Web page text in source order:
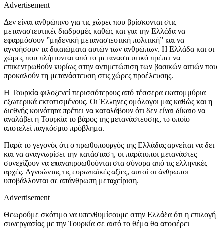
Advertisement
Δεν είναι ανθρώπινο για τις χώρες που βρίσκονται στις
μεταναστευτικές διαδρομές καθώς και για την Ελλάδα να
εφαρμόσουν ”μηδενική μεταναστευτική πολιτική” και να
αγνοήσουν τα δικαιώματα αυτών των ανθρώπων. Η Ελλάδα και οι
χώρες που πλήττονται από το μεταναστευτικό πρέπει να
επικεντρωθούν κυρίως στην αντιμετώπιση των βασικών αιτιών που
προκαλούν τη μετανάστευση στις χώρες προέλευσης.
Η Τουρκία φιλοξενεί περισσότερους από τέσσερα εκατομμύρια
εξωτερικά εκτοπισμένους. Οι Έλληνες ομόλογοι μας καθώς και η
διεθνής κοινότητα πρέπει να καταλάβουν ότι δεν είναι δίκαιο να
αναλάβει η Τουρκία το βάρος της μετανάστευσης, το οποίο
αποτελεί παγκόσμιο πρόβλημα.
Παρά το γεγονός ότι ο πρωθυπουργός της Ελλάδας αρνείται να δει
και να αναγνωρίσει την κατάσταση, οι παράτυποι μετανάστες
συνεχίζουν να επαναπροωθούνται στα σύνορα από τις ελληνικές
αρχές. Αγνοώντας τις ευρωπαϊκές αξίες, αυτοί οι άνθρωποι
υποβάλλονται σε απάνθρωπη μεταχείριση.
Advertisement
Θεωρούμε σκόπιμο να υπενθυμίσουμε στην Ελλάδα ότι η επιλογή
συνεργασίας με την Τουρκία σε αυτό το θέμα θα αποφέρει